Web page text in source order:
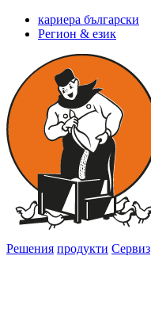
кариера български
Регион & език
Решения продукти Сервиз